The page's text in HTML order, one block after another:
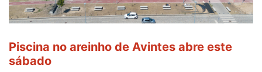
de
24
após
campanha
Piscina no areinho de Avintes abre este
sábado